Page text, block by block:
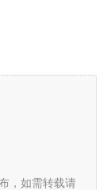
，如需转载请